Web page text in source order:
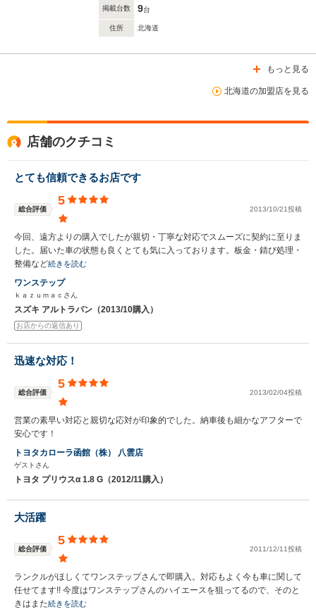
掲載台数 9台
住所 北海道
もっと見る
北海道の加盟店を見る
店舗のクチコミ
とても信頼できるお店です
総合評価
5
2013/10/21投稿
今回、遠方よりの購入でしたが親切・丁寧な対応でスムーズに契約に至りま
した。届いた車の状態も良くとても気に入っております。板金・錆び処理・
整備など続きを読む
ワンステップ
ｋａｚｕｍａｃさん
スズキ アルトラパン（2013/10購入）
お店からの返信あり
迅速な対応！
総合評価
5
2013/02/04投稿
営業の素早い対応と親切な応対が印象的でした。納車後も細かなアフターで
安心です！
トヨタカローラ函館（株） 八雲店
ゲストさん
トヨタ プリウスα 1.8 G（2012/11購入）
大活躍
総合評価
5
2011/12/11投稿
ランクルがほしくてワンステップさんで即購入。対応もよく今も車に関して
任せてます!! 今度はワンステップさんのハイエースを狙ってるので、そのと
きはまた続きを読む